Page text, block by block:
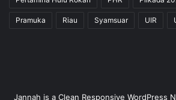
Pramuka Riau Syamsuar UIR
Jannah is a Clean Responsive WordPress